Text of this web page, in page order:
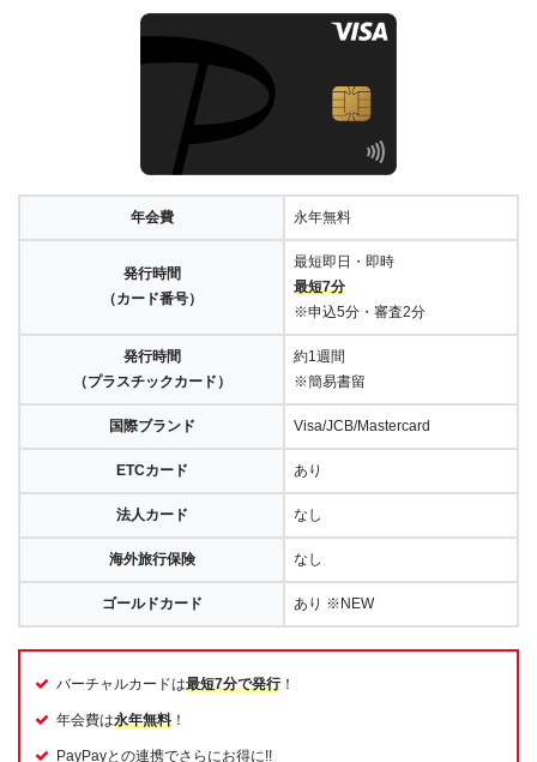
年会費 永年無料
発行時間
（カード番号）
最短即日・即時
最短7分
※申込5分・審査2分
発行時間
（プラスチックカード）
約1週間
※簡易書留
国際ブランド Visa/JCB/Mastercard
ETCカード あり
法人カード なし
海外旅行保険 なし
ゴールドカード あり ※NEW
バーチャルカードは最短7分で発行！
年会費は永年無料 ！
PayPayとの連携でさらにお得に!!